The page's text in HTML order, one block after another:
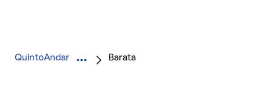
QuintoAndar Barata